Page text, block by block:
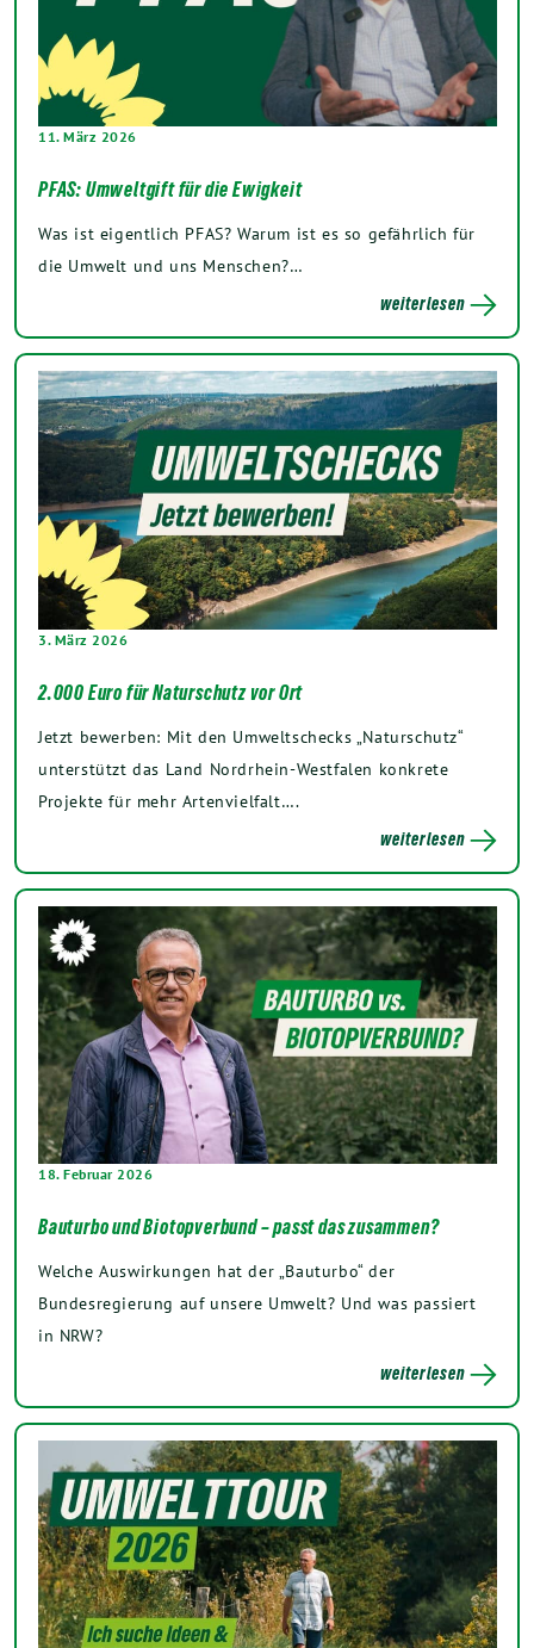
11. März 2026
PFAS: Umweltgift für die Ewigkeit
Was ist eigentlich PFAS? Warum ist es so gefährlich für
die Umwelt und uns Menschen?…
weiterlesen
3. März 2026
2.000 Euro für Naturschutz vor Ort
Jetzt bewerben: Mit den Umweltschecks „Naturschutz“
unterstützt das Land Nordrhein-Westfalen konkrete
Projekte für mehr Artenvielfalt….
weiterlesen
18. Februar 2026
Bauturbo und Biotopverbund – passt das zusammen?
Welche Auswirkungen hat der „Bauturbo“ der
Bundesregierung auf unsere Umwelt? Und was passiert
in NRW?
weiterlesen